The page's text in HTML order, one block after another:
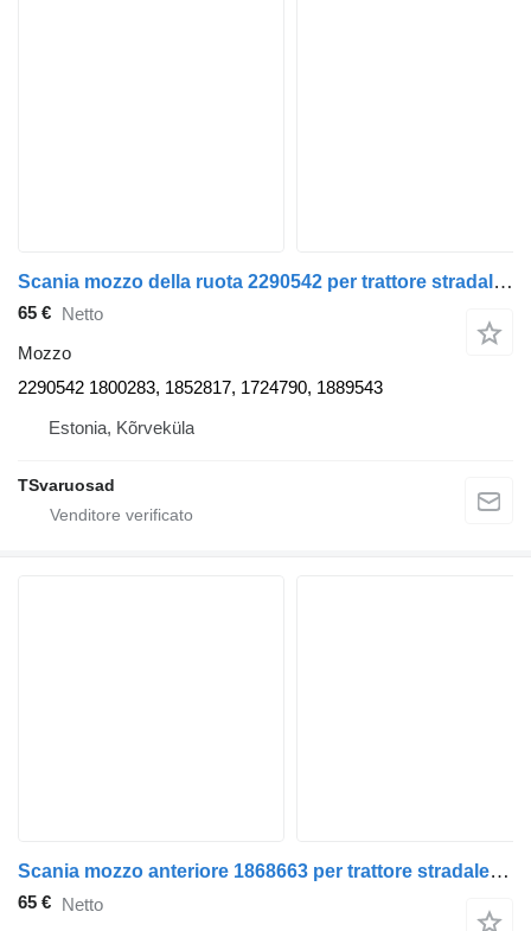
Scania mozzo della ruota 2290542 per trattore stradale Scania R440
65 €
Netto
Mozzo
2290542 1800283, 1852817, 1724790, 1889543
Estonia, Kõrveküla
TSvaruosad
Scania mozzo anteriore 1868663 per trattore stradale Scania R440
65 € Netto